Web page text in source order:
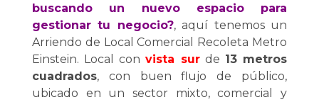
buscando un nuevo espacio para
gestionar tu negocio?, aquí tenemos un
Arriendo de Local Comercial Recoleta Metro
Einstein. Local convista surde 13 metros
cuadrados, con buen flujo de público,
ubicado en un sector mixto, comercial y